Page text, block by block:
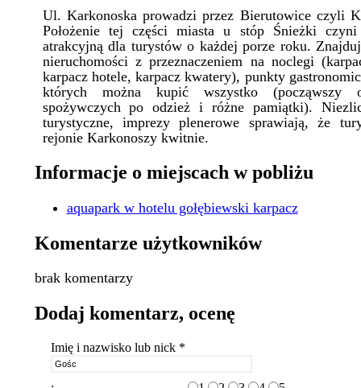
Ul. Karkonoska prowadzi przez Bierutowice czyli
Położenie tej części miasta u stóp Śnieżki
atrakcyjną dla turystów o każdej porze roku.
nieruchomości z przeznaczeniem na noclegi
karpacz hotele, karpacz kwatery), punkty
których można kupić wszystko (począwszy
spożywczych po odzież i różne pamiątki).
turystyczne, imprezy plenerowe sprawiają, że
rejonie Karkonoszy kwitnie.
Informacje o miejscach w pobliżu
aquapark w hotelu gołębiewski karpacz
Komentarze użytkowników
brak komentarzy
Dodaj komentarz, ocenę
Imię i nazwisko lub nick *